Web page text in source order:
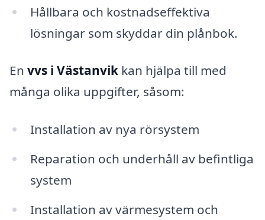
Hållbara och kostnadseffektiva
lösningar som skyddar din plånbok.
En vvs i Västanvik kan hjälpa till med
många olika uppgifter, såsom:
Installation av nya rörsystem
Reparation och underhåll av befintliga
system
Installation av värmesystem och